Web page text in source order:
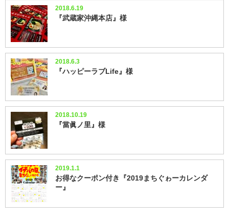
2018.6.19
『武蔵家沖縄本店』様
2018.6.3
『ハッピーラブLife』様
2018.10.19
『當眞ノ里』様
2019.1.1
お得なクーポン付き『2019まちぐゎーカレンダ
ー』